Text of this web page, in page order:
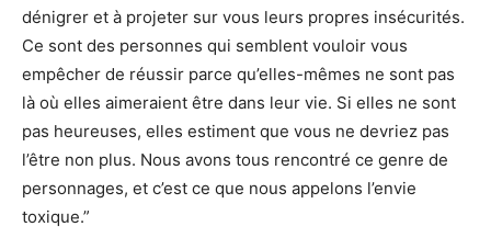
dénigrer et à projeter sur vous leurs propres insécurités.
Ce sont des personnes qui semblent vouloir vous
empêcher de réussir parce qu’elles-mêmes ne sont pas
là où elles aimeraient être dans leur vie. Si elles ne sont
pas heureuses, elles estiment que vous ne devriez pas
l’être non plus. Nous avons tous rencontré ce genre de
personnages, et c’est ce que nous appelons l’envie
toxique.”